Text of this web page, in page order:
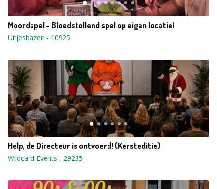
Moordspel - Bloedstollend spel op eigen locatie!
Uitjesbazen - 10925
Help, de Directeur is ontvoerd! (Kersteditie)
Wildcard Events - 29235